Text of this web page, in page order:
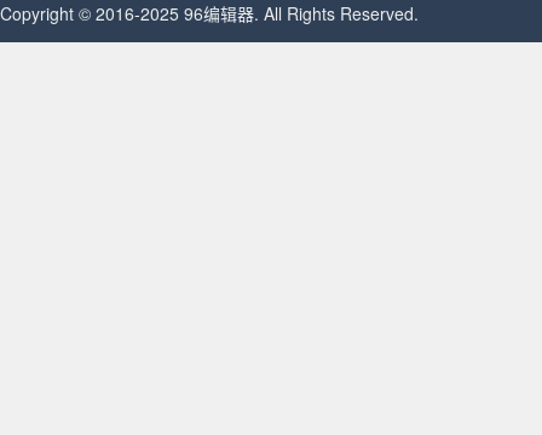
Copyright © 2016-2025 96编辑器. All Rights Reserved.